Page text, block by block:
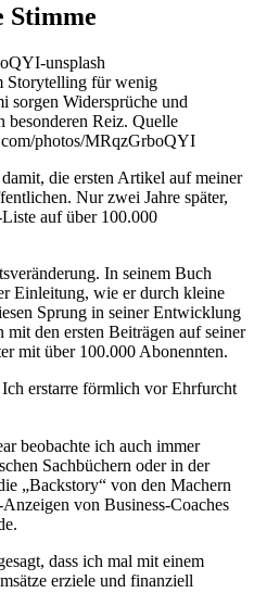
Stimme
Storytelling für wenig
sorgen Widersprüche und
besonderen Reiz. Quelle
photos/MRqzGrboQYI
die ersten Artikel auf meiner
Nur zwei Jahre später,
auf über 100.000
In seinem Buch
Einleitung, wie er durch kleine
Sprung in seiner Entwicklung
den ersten Beiträgen auf seiner
mit über 100.000 Abonennten.
erstarre förmlich vor Ehrfurcht
beobachte ich auch immer
Sachbüchern oder in der
„Backstory“ von den Machern
von Business-Coaches
dass ich mal mit einem
erziele und finanziell